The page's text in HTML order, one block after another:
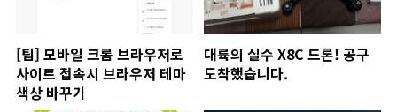
[팁] 모바일 크롬 브라우저로
사이트 접속시 브라우저 테마
색상 바꾸기
대륙의 실수 X8C 드론! 공구
도착했습니다.